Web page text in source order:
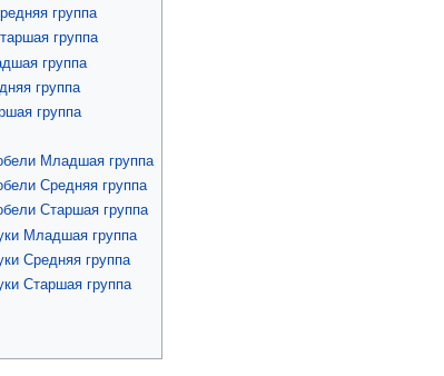
группа
группа
группа
группа
группа
Младшая группа
Средняя группа
Старшая группа
Младшая группа
Средняя группа
Старшая группа